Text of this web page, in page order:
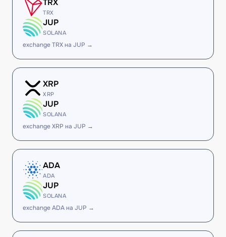
TRX
TRX
JUP
SOLANA
exchange TRX на JUP →
XRP
XRP
JUP
SOLANA
exchange XRP на JUP →
ADA
ADA
JUP
SOLANA
exchange ADA на JUP →